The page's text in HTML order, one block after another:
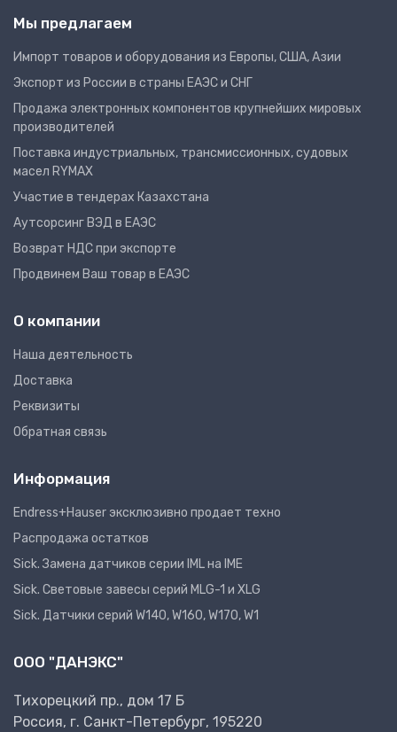
Мы предлагаем
Импорт товаров и оборудования из Европы, США, Азии
Экспорт из России в страны ЕАЭС и СНГ
Продажа электронных компонентов крупнейших мировых
производителей
Поставка индустриальных, трансмиссионных, судовых
масел RYMAX
Участие в тендерах Казахстана
Аутсорсинг ВЭД в ЕАЭС
Возврат НДС при экспорте
Продвинем Ваш товар в ЕАЭС
О компании
Наша деятельность
Доставка
Реквизиты
Обратная связь
Информация
Endress+Hauser эксклюзивно продает техно
Распродажа остатков
Sick. Замена датчиков серии IML на IME
Sick. Световые завесы серий MLG-1 и XLG
Sick. Датчики серий W140, W160, W170, W1
ООО "ДАНЭКС"
Тихорецкий пр., дом 17 Б
Россия, г. Санкт-Петербург, 195220